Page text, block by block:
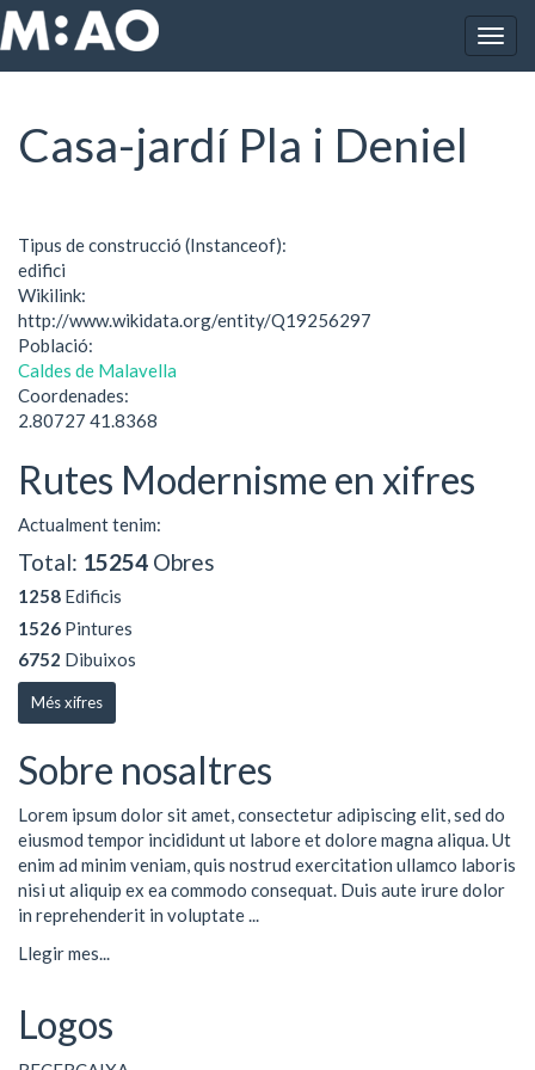
Vés al contingut
Inici Casa-jardí Pla i Deniel
Casa-jardí Pla i Deniel
Tipus de construcció (Instanceof):
edifici
Wikilink:
http://www.wikidata.org/entity/Q19256297
Població:
Caldes de Malavella
Coordenades:
2.80727 41.8368
Rutes Modernisme en xifres
Actualment tenim:
Total: 15254 Obres
1258 Edificis
1526 Pintures
6752 Dibuixos
Més xifres
Sobre nosaltres
Lorem ipsum dolor sit amet, consectetur adipiscing elit, sed do
eiusmod tempor incididunt ut labore et dolore magna aliqua. Ut
enim ad minim veniam, quis nostrud exercitation ullamco laboris
nisi ut aliquip ex ea commodo consequat. Duis aute irure dolor
in reprehenderit in voluptate ...
Llegir mes...
Logos